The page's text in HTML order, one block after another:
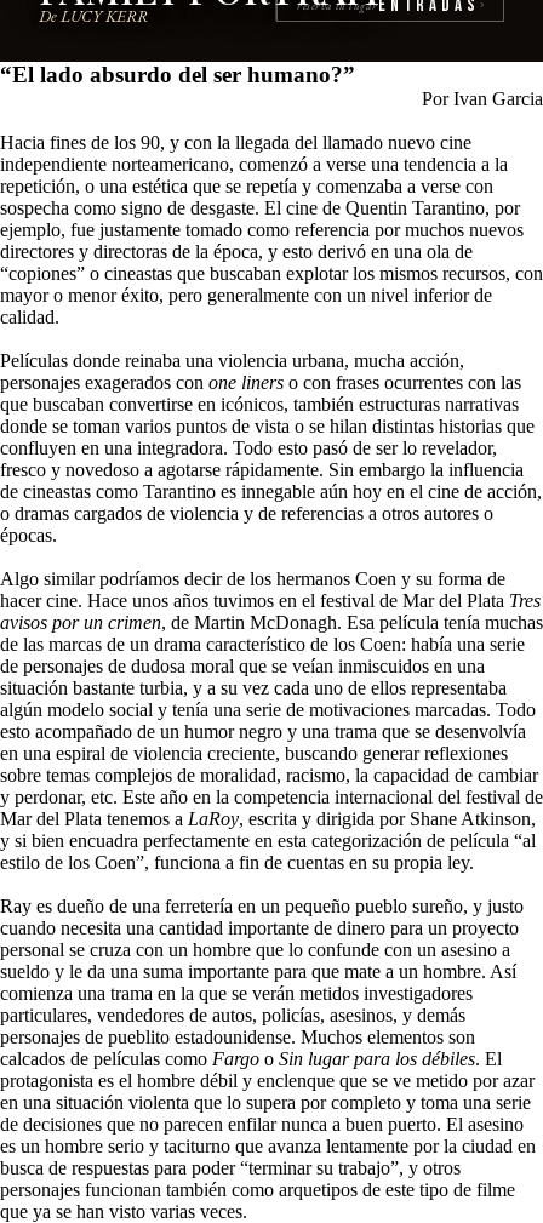
De LUCY KERR
reserva tu lugarEntradas ›
“El lado absurdo del ser humano?”
Por Ivan Garcia
Hacia fines de los 90, y con la llegada del llamado nuevo cine
independiente norteamericano, comenzó a verse una tendencia a la
repetición, o una estética que se repetía y comenzaba a verse con
sospecha como signo de desgaste. El cine de Quentin Tarantino, por
ejemplo, fue justamente tomado como referencia por muchos nuevos
directores y directoras de la época, y esto derivó en una ola de
“copiones” o cineastas que buscaban explotar los mismos recursos, con
mayor o menor éxito, pero generalmente con un nivel inferior de
calidad.
Películas donde reinaba una violencia urbana, mucha acción,
personajes exagerados con one liners o con frases ocurrentes con las
que buscaban convertirse en icónicos, también estructuras narrativas
donde se toman varios puntos de vista o se hilan distintas historias que
confluyen en una integradora. Todo esto pasó de ser lo revelador,
fresco y novedoso a agotarse rápidamente. Sin embargo la influencia
de cineastas como Tarantino es innegable aún hoy en el cine de acción,
o dramas cargados de violencia y de referencias a otros autores o
épocas.
Algo similar podríamos decir de los hermanos Coen y su forma de
hacer cine. Hace unos años tuvimos en el festival de Mar del Plata Tres
avisos por un crimen, de Martin McDonagh. Esa película tenía muchas
de las marcas de un drama característico de los Coen: había una serie
de personajes de dudosa moral que se veían inmiscuidos en una
situación bastante turbia, y a su vez cada uno de ellos representaba
algún modelo social y tenía una serie de motivaciones marcadas. Todo
esto acompañado de un humor negro y una trama que se desenvolvía
en una espiral de violencia creciente, buscando generar reflexiones
sobre temas complejos de moralidad, racismo, la capacidad de cambiar
y perdonar, etc. Este año en la competencia internacional del festival de
Mar del Plata tenemos a LaRoy, escrita y dirigida por Shane Atkinson,
y si bien encuadra perfectamente en esta categorización de película “al
estilo de los Coen”, funciona a fin de cuentas en su propia ley.
Ray es dueño de una ferretería en un pequeño pueblo sureño, y justo
cuando necesita una cantidad importante de dinero para un proyecto
personal se cruza con un hombre que lo confunde con un asesino a
sueldo y le da una suma importante para que mate a un hombre. Así
comienza una trama en la que se verán metidos investigadores
particulares, vendedores de autos, policías, asesinos, y demás
personajes de pueblito estadounidense. Muchos elementos son
calcados de películas como Fargo o Sin lugar para los débiles. El
protagonista es el hombre débil y enclenque que se ve metido por azar
en una situación violenta que lo supera por completo y toma una serie
de decisiones que no parecen enfilar nunca a buen puerto. El asesino
es un hombre serio y taciturno que avanza lentamente por la ciudad en
busca de respuestas para poder “terminar su trabajo”, y otros
personajes funcionan también como arquetipos de este tipo de filme
que ya se han visto varias veces.